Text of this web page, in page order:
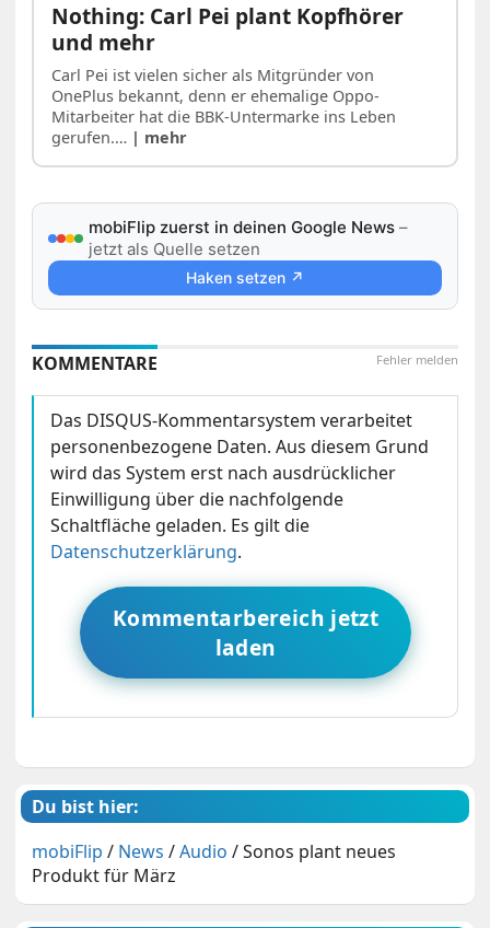
Nothing: Carl Pei plant Kopfhörer
und mehr
Carl Pei ist vielen sicher als Mitgründer von
OnePlus bekannt, denn er ehemalige Oppo-
Mitarbeiter hat die BBK-Untermarke ins Leben
gerufen.… | mehr
mobiFlip zuerst in deinen Google News –
jetzt als Quelle setzen
Haken setzen ↗
Fehler melden
KOMMENTARE
Das DISQUS-Kommentarsystem verarbeitet
personenbezogene Daten. Aus diesem Grund
wird das System erst nach ausdrücklicher
Einwilligung über die nachfolgende
Schaltfläche geladen. Es gilt die
Datenschutzerklärung.
Kommentarbereich jetzt
laden
Du bist hier:
mobiFlip / News /Audio /Sonos plant neues
Produkt für März